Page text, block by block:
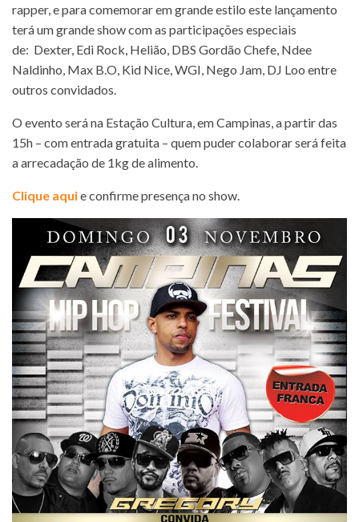
rapper, e para comemorar em grande estilo este lançamento
terá um grande show com as participações especiais
de: Dexter, Edi Rock, Helião, DBS Gordão Chefe, Ndee
Naldinho, Max B.O, Kid Nice, WGI, Nego Jam, DJ Loo entre
outros convidados.
O evento será na Estação Cultura, em Campinas, a partir das
15h – com entrada gratuita – quem puder colaborar será feita
a arrecadação de 1kg de alimento.
Clique aquie confirme presença no show.